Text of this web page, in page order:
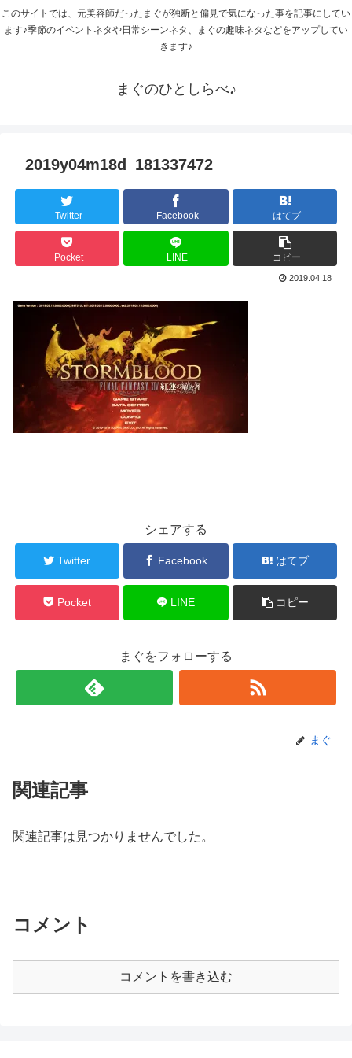
このサイトでは、元美容師だったまぐが独断と偏見で気になった事を記事にしてい
ます♪季節のイベントネタや日常シーンネタ、まぐの趣味ネタなどをアップしてい
きます♪
まぐのひとしらべ♪
2019y04m18d_181337472
Twitter Facebook はてブ
Pocket LINE コピー
2019.04.18
シェアする
Twitter Facebook はてブ
Pocket LINE コピー
まぐをフォローする
まぐ
関連記事
関連記事は見つかりませんでした。
コメント
コメントを書き込む